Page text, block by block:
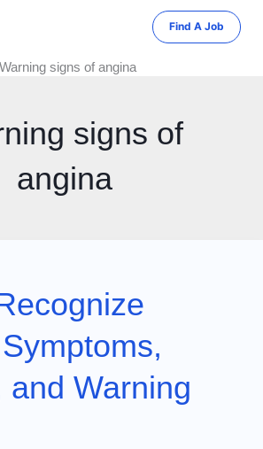
Find A Job
Warning signs of angina
signs of
angina
and Warning